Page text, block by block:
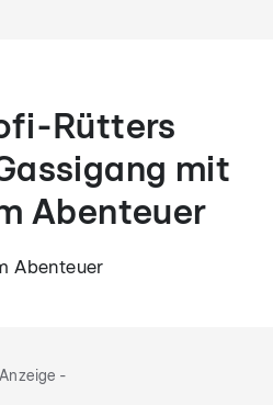
Rütters
mit
Abenteuer
Abenteuer
-